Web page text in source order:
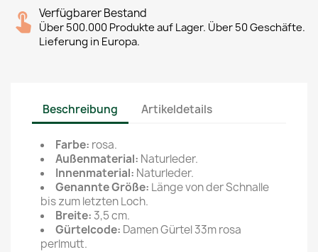
Verfügbarer Bestand
Über 500.000 Produkte auf Lager. Über 50 Geschäfte.
Lieferung in Europa.
Beschreibung Artikeldetails
Farbe: rosa.
Außenmaterial: Naturleder.
Innenmaterial: Naturleder.
Genannte Größe: Länge von der Schnalle
bis zum letzten Loch.
Breite:3,5 cm.
Gürtelcode: Damen Gürtel 33m rosa
perlmutt.